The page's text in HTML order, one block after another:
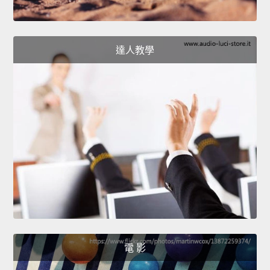
達人教學
電 影